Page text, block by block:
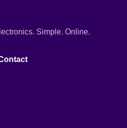
Simple. Online.